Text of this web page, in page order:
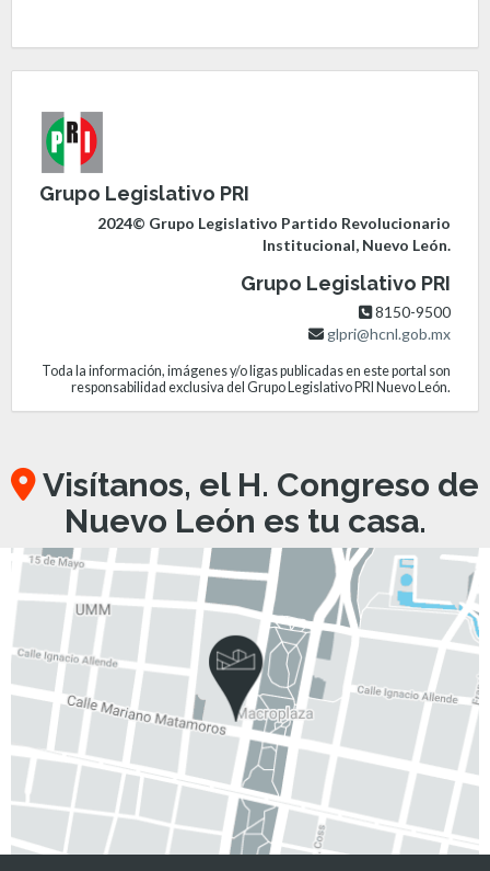
Grupo Legislativo PRI
2024© Grupo Legislativo Partido Revolucionario
Institucional, Nuevo León.
Grupo Legislativo PRI
8150-9500
glpri@hcnl.gob.mx
Toda la información, imágenes y/o ligas publicadas en este portal son
responsabilidad exclusiva del Grupo Legislativo PRI Nuevo León.
Visítanos, el H. Congreso de
Nuevo León es tu casa.